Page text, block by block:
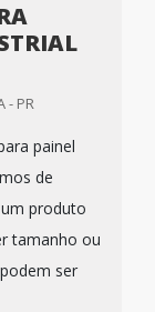
- PR
painel
de
produto
tamanho ou
ser